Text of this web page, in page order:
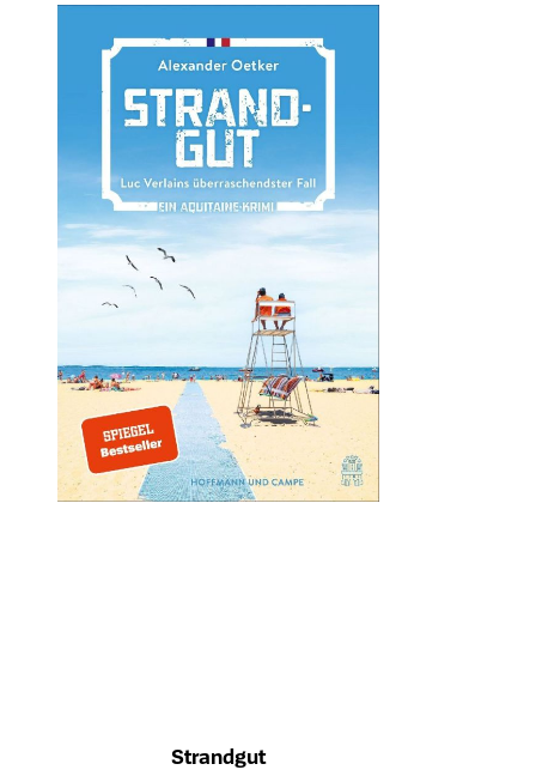
Strandgut